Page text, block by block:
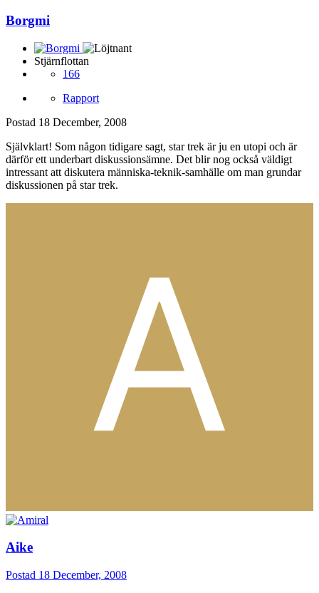
Borgmi
Stjärnflottan
166
Rapport
Postad 18 December, 2008
Självklart! Som någon tidigare sagt, star trek är ju en utopi och är
därför ett underbart diskussionsämne. Det blir nog också väldigt
intressant att diskutera människa-teknik-samhälle om man grundar
diskussionen på star trek.
Aike
Postad 18 December, 2008